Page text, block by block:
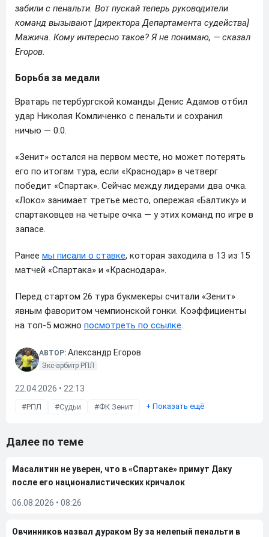
забили с пенальти. Вот пускай теперь руководители
команд вызывают [директора Департамента судейства]
Мажича. Кому интересно такое? Я не понимаю, — сказал
Егоров.
Борьба за медали
Вратарь петербургской команды Денис Адамов отбил
удар Николая Комличенко с пенальти и сохранил
ничью — 0:0.
«Зенит» остался на первом месте, но может потерять
его по итогам тура, если «Краснодар» в четверг
победит «Спартак». Сейчас между лидерами два очка.
«Локо» занимает третье место, опережая «Балтику» и
спартаковцев на четыре очка — у этих команд по игре в
запасе.
Ранее мы писали о ставке, которая заходила в 13 из 15
матчей «Спартака» и «Краснодара».
Перед стартом 26 тура букмекеры считали «Зенит»
явным фаворитом чемпионской гонки. Коэффициенты
на топ-5 можно посмотреть по ссылке.
АВТОР: Александр Егоров
Экс-арбитр РПЛ
22.04.2026 • 22:13
РПЛ Судьи ФК Зенит + Показать ещё
Далее по теме
Масалитин не уверен, что в «Спартаке» примут Даку
после его националистических кричалок
06.08.2026 • 08:26
Овчинников назвал дураком Ву за нелепый пенальти в